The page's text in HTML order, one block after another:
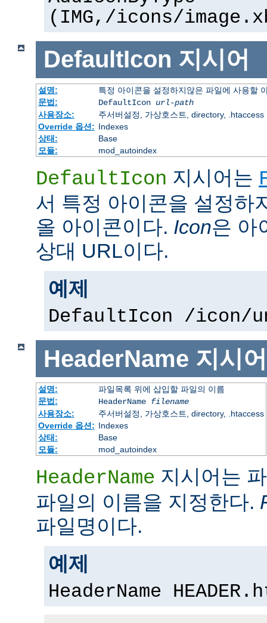
(IMG,/icons/
DefaultIcon 지시어
설명:
특정 아이콘을 설정하지않은 파일에 사용할
문법:
DefaultIcon url-path
사용장소:
주서버설정, 가상호스트, directory, .htaccess
Override 옵션: Indexes
상태:
Base
모듈:
mod_autoindex
DefaultIcon 지시어는
서 특정 아이콘을 설정하
올 아이콘이다. Icon은 아
상대 URL이다.
예제
DefaultIcon /icon/
HeaderName 지시어
설명:
파일목록 위에 삽입할 파일의 이름
문법:
HeaderName filename
사용장소:
주서버설정, 가상호스트, directory, .htaccess
Override 옵션: Indexes
상태:
Base
모듈:
mod_autoindex
HeaderName 지시어는
파일의 이름을 지정한다.
파일명이다.
예제
HeaderName